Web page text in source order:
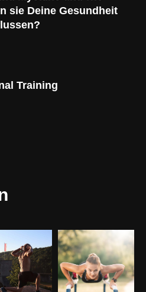
sie Deine Gesundheit
Training